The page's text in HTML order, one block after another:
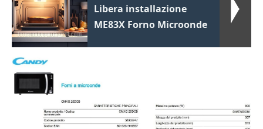
Libera installazione
ME83X Forno Microonde